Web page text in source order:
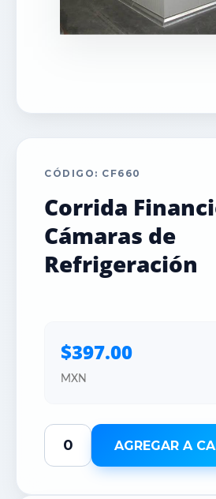
CÓDIGO: CF660
Corrida
Cámaras de
Refrigeración
$397.00
MXN
AGREGAR A